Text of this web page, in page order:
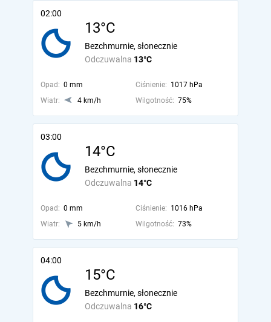
02:00
13°C
Odczuwalna 13°C
Bezchmurnie, słonecznie
Opad: 0 mm Ciśnienie: 1017 hPa
Wiatr:
4 km/h Wilgotność: 75%
03:00
14°C
Odczuwalna 14°C
Bezchmurnie, słonecznie
Opad: 0 mm Ciśnienie: 1016 hPa
Wiatr:
5 km/h Wilgotność: 73%
04:00
15°C
Odczuwalna 16°C
Bezchmurnie, słonecznie